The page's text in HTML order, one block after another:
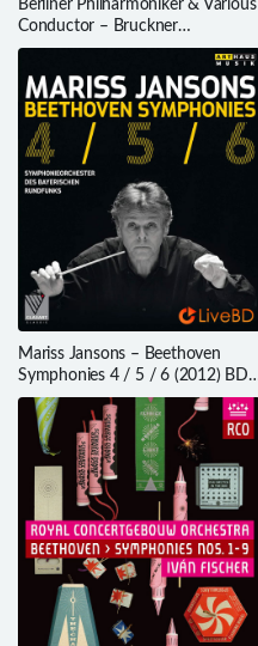
Berliner Philharmoniker & Various
Conductor – Bruckner
Symphonien Nos. 1-9 (4BD)
Mariss Jansons – Beethoven
Symphonies 4 / 5 / 6 (2012) BD
蓝光原盘 21.2G